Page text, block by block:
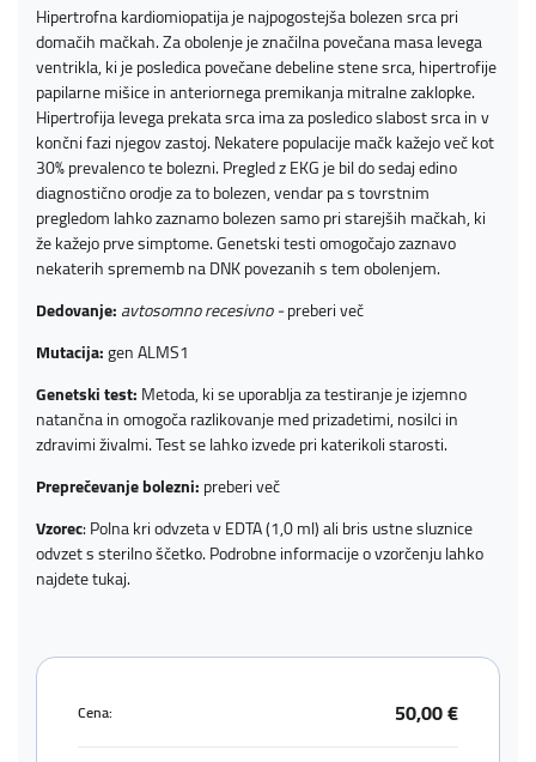
Hipertrofna kardiomiopatija je najpogostejša bolezen srca pri
domačih mačkah. Za obolenje je značilna povečana masa levega
ventrikla, ki je posledica povečane debeline stene srca, hipertrofije
papilarne mišice in anteriornega premikanja mitralne zaklopke.
Hipertrofija levega prekata srca ima za posledico slabost srca in v
končni fazi njegov zastoj. Nekatere populacije mačk kažejo več kot
30% prevalenco te bolezni. Pregled z EKG je bil do sedaj edino
diagnostično orodje za to bolezen, vendar pa s tovrstnim
pregledom lahko zaznamo bolezen samo pri starejših mačkah, ki
že kažejo prve simptome. Genetski testi omogočajo zaznavo
nekaterih sprememb na DNK povezanih s tem obolenjem.
Dedovanje:avtosomno recesivno -preberi več
Mutacija:gen ALMS1
Genetski test:Metoda, ki se uporablja za testiranje je izjemno
natančna in omogoča razlikovanje med prizadetimi, nosilci in
zdravimi živalmi. Test se lahko izvede pri katerikoli starosti.
Preprečevanje bolezni:preberi več
Vzorec: Polna kri odvzeta v EDTA (1,0 ml) ali bris ustne sluznice
odvzet s sterilno ščetko. Podrobne informacije o vzorčenju lahko
najdetetukaj.
Cena: 50,00 €